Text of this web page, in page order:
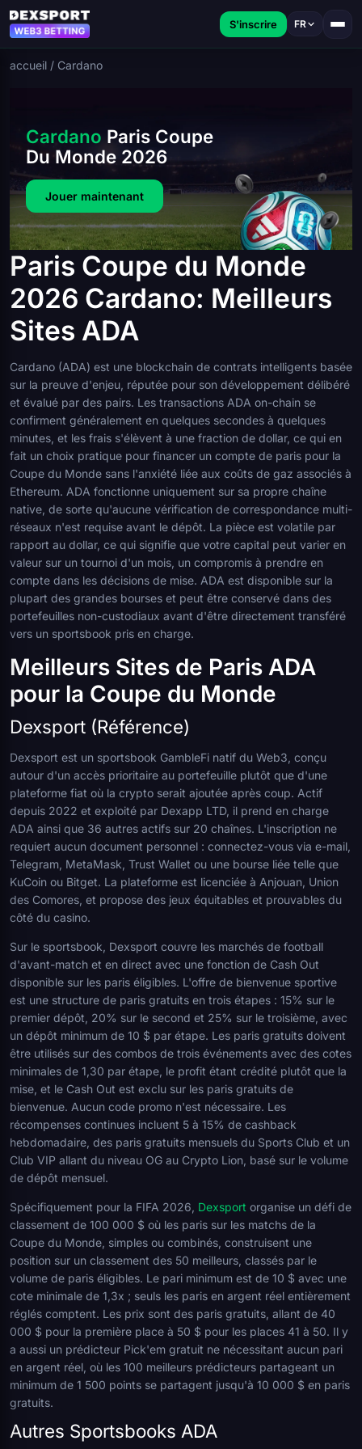
S'inscrire FR
accueil / Cardano
Cardano Paris Coupe
Du Monde 2026
Jouer maintenant
Paris Coupe du Monde
2026 Cardano: Meilleurs
Sites ADA
Cardano (ADA) est une blockchain de contrats intelligents basée
sur la preuve d'enjeu, réputée pour son développement délibéré
et évalué par des pairs. Les transactions ADA on-chain se
confirment généralement en quelques secondes à quelques
minutes, et les frais s'élèvent à une fraction de dollar, ce qui en
fait un choix pratique pour financer un compte de paris pour la
Coupe du Monde sans l'anxiété liée aux coûts de gaz associés à
Ethereum. ADA fonctionne uniquement sur sa propre chaîne
native, de sorte qu'aucune vérification de correspondance multi-
réseaux n'est requise avant le dépôt. La pièce est volatile par
rapport au dollar, ce qui signifie que votre capital peut varier en
valeur sur un tournoi d'un mois, un compromis à prendre en
compte dans les décisions de mise. ADA est disponible sur la
plupart des grandes bourses et peut être conservé dans des
portefeuilles non-custodiaux avant d'être directement transféré
vers un sportsbook pris en charge.
Meilleurs Sites de Paris ADA
pour la Coupe du Monde
Dexsport (Référence)
Dexsport est un sportsbook GambleFi natif du Web3, conçu
autour d'un accès prioritaire au portefeuille plutôt que d'une
plateforme fiat où la crypto serait ajoutée après coup. Actif
depuis 2022 et exploité par Dexapp LTD, il prend en charge
ADA ainsi que 36 autres actifs sur 20 chaînes. L'inscription ne
requiert aucun document personnel : connectez-vous via e-mail,
Telegram, MetaMask, Trust Wallet ou une bourse liée telle que
KuCoin ou Bitget. La plateforme est licenciée à Anjouan, Union
des Comores, et propose des jeux équitables et prouvables du
côté du casino.
Sur le sportsbook, Dexsport couvre les marchés de football
d'avant-match et en direct avec une fonction de Cash Out
disponible sur les paris éligibles. L'offre de bienvenue sportive
est une structure de paris gratuits en trois étapes : 15% sur le
premier dépôt, 20% sur le second et 25% sur le troisième, avec
un dépôt minimum de 10 $ par étape. Les paris gratuits doivent
être utilisés sur des combos de trois événements avec des cotes
minimales de 1,30 par étape, le profit étant crédité plutôt que la
mise, et le Cash Out est exclu sur les paris gratuits de
bienvenue. Aucun code promo n'est nécessaire. Les
récompenses continues incluent 5 à 15% de cashback
hebdomadaire, des paris gratuits mensuels du Sports Club et un
Club VIP allant du niveau OG au Crypto Lion, basé sur le volume
de dépôt mensuel.
Spécifiquement pour la FIFA 2026, Dexsport organise un défi de
classement de 100 000 $ où les paris sur les matchs de la
Coupe du Monde, simples ou combinés, construisent une
position sur un classement des 50 meilleurs, classés par le
volume de paris éligibles. Le pari minimum est de 10 $ avec une
cote minimale de 1,3x ; seuls les paris en argent réel entièrement
réglés comptent. Les prix sont des paris gratuits, allant de 40
000 $ pour la première place à 50 $ pour les places 41 à 50. Il y
a aussi un prédicteur Pick'em gratuit ne nécessitant aucun pari
en argent réel, où les 100 meilleurs prédicteurs partageant un
minimum de 1 500 points se partagent jusqu'à 10 000 $ en paris
gratuits.
Autres Sportsbooks ADA